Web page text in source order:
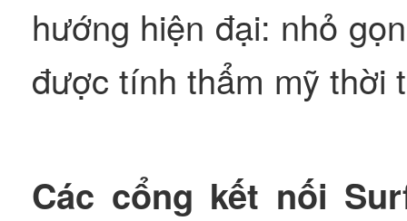
hướng hiện đại: nhỏ
được tính thẩm mỹ thời
Các cổng kết nối